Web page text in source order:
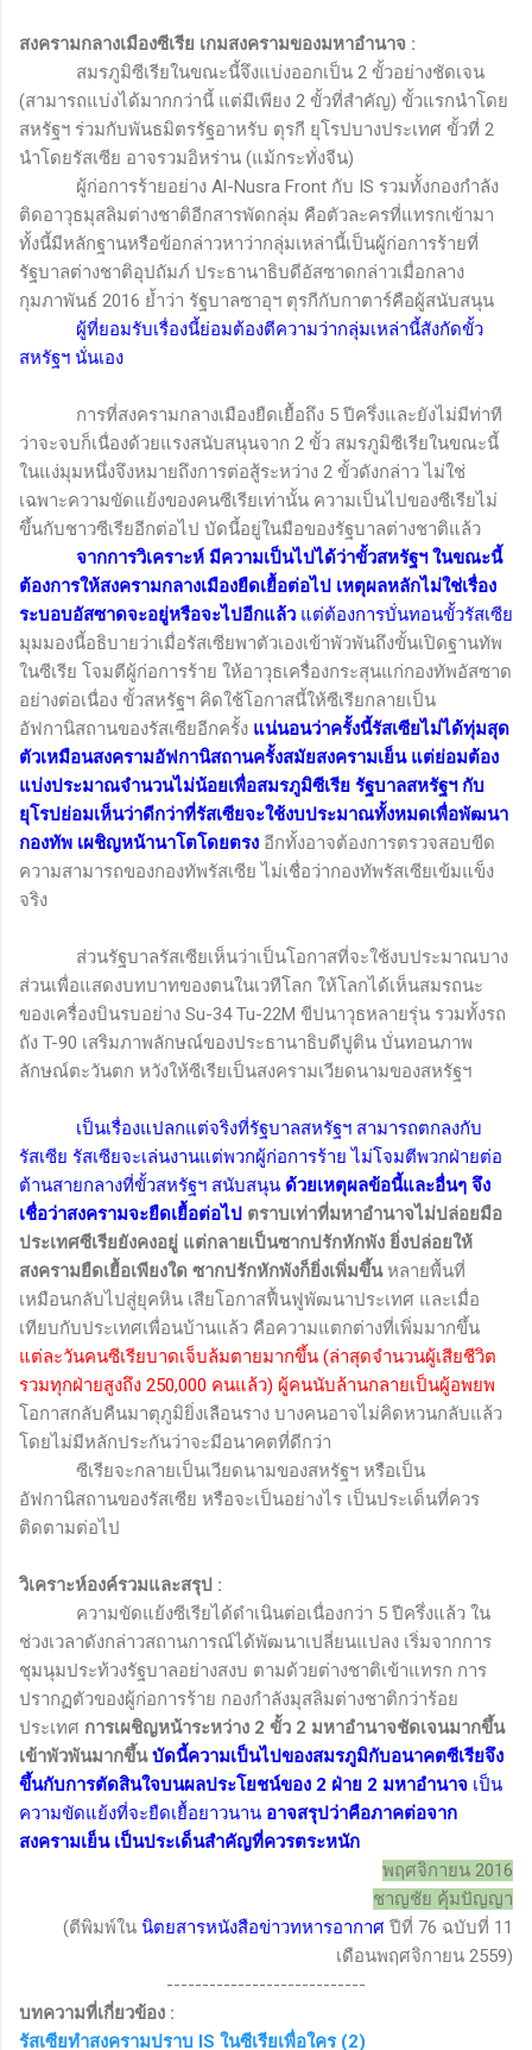
สงครามกลางเมืองซีเรีย เกมสงครามของมหาอำนาจ :
สมรภูมิซีเรียในขณะนี้จึงแบ่งออกเป็น 2 ขั้วอย่างชัดเจน
(สามารถแบ่งได้มากกว่านี้ แต่มีเพียง 2 ขั้วที่สำคัญ) ขั้วแรกนำโดย
สหรัฐฯ ร่วมกับพันธมิตรรัฐอาหรับ ตุรกี ยุโรปบางประเทศ ขั้วที่ 2
นำโดยรัสเซีย อาจรวมอิหร่าน (แม้กระทั่งจีน)
ผู้ก่อการร้ายอย่าง Al-Nusra Front กับ IS รวมทั้งกองกำลัง
ติดอาวุธมุสลิมต่างชาติอีกสารพัดกลุ่ม คือตัวละครที่แทรกเข้ามา
ทั้งนี้มีหลักฐานหรือข้อกล่าวหาว่ากลุ่มเหล่านี้เป็นผู้ก่อการร้ายที่
รัฐบาลต่างชาติอุปถัมภ์ ประธานาธิบดีอัสซาดกล่าวเมื่อกลาง
กุมภาพันธ์ 2016 ย้ำว่า รัฐบาลซาอุฯ ตุรกีกับกาตาร์คือผู้สนับสนุน
ผู้ที่ยอมรับเรื่องนี้ย่อมต้องตีความว่ากลุ่มเหล่านี้สังกัดขั้ว
สหรัฐฯ นั่นเอง
การที่สงครามกลางเมืองยืดเยื้อถึง 5 ปีครึ่งและยังไม่มีท่าที
ว่าจะจบก็เนื่องด้วยแรงสนับสนุนจาก 2 ขั้ว สมรภูมิซีเรียในขณะนี้
ในแง่มุมหนึ่งจึงหมายถึงการต่อสู้ระหว่าง 2 ขั้วดังกล่าว ไม่ใช่
เฉพาะความขัดแย้งของคนซีเรียเท่านั้น ความเป็นไปของซีเรียไม่
ขึ้นกับชาวซีเรียอีกต่อไป บัดนี้อยู่ในมือของรัฐบาลต่างชาติแล้ว
จากการวิเคราะห์ มีความเป็นไปได้ว่าขั้วสหรัฐฯ ในขณะนี้
ต้องการให้สงครามกลางเมืองยืดเยื้อต่อไป เหตุผลหลักไม่ใช่เรื่อง
ระบอบอัสซาดจะอยู่หรือจะไปอีกแล้ว แต่ต้องการบั่นทอนขั้วรัสเซีย
มุมมองนี้อธิบายว่าเมื่อรัสเซียพาตัวเองเข้าพัวพันถึงขั้นเปิดฐานทัพ
ในซีเรีย โจมตีผู้ก่อการร้าย ให้อาวุธเครื่องกระสุนแก่กองทัพอัสซาด
อย่างต่อเนื่อง ขั้วสหรัฐฯ คิดใช้โอกาสนี้ให้ซีเรียกลายเป็น
อัฟกานิสถานของรัสเซียอีกครั้ง แน่นอนว่าครั้งนี้รัสเซียไม่ได้ทุ่มสุด
ตัวเหมือนสงครามอัฟกานิสถานครั้งสมัยสงครามเย็น แต่ย่อมต้อง
แบ่งประมาณจำนวนไม่น้อยเพื่อสมรภูมิซีเรีย รัฐบาลสหรัฐฯ กับ
ยุโรปย่อมเห็นว่าดีกว่าที่รัสเซียจะใช้งบประมาณทั้งหมดเพื่อพัฒนา
กองทัพ เผชิญหน้านาโตโดยตรง อีกทั้งอาจต้องการตรวจสอบขีด
ความสามารถของกองทัพรัสเซีย ไม่เชื่อว่ากองทัพรัสเซียเข้มแข็ง
จริง
ส่วนรัฐบาลรัสเซียเห็นว่าเป็นโอกาสที่จะใช้งบประมาณบาง
ส่วนเพื่อแสดงบทบาทของตนในเวทีโลก ให้โลกได้เห็นสมรถนะ
ของเครื่องบินรบอย่าง Su-34 Tu-22M ขีปนาวุธหลายรุ่น รวมทั้งรถ
ถัง T-90 เสริมภาพลักษณ์ของประธานาธิบดีปูติน บั่นทอนภาพ
ลักษณ์ตะวันตก หวังให้ซีเรียเป็นสงครามเวียดนามของสหรัฐฯ
เป็นเรื่องแปลกแต่จริงที่รัฐบาลสหรัฐฯ สามารถตกลงกับ
รัสเซีย รัสเซียจะเล่นงานแต่พวกผู้ก่อการร้าย ไม่โจมตีพวกฝ่ายต่อ
ต้านสายกลางที่ขั้วสหรัฐฯ สนับสนุน ด้วยเหตุผลข้อนี้และอื่นๆ จึง
เชื่อว่าสงครามจะยืดเยื้อต่อไป ตราบเท่าที่มหาอำนาจไม่ปล่อยมือ
ประเทศซีเรียยังคงอยู่ แต่กลายเป็นซากปรักหักพัง ยิ่งปล่อยให้
สงครามยืดเยื้อเพียงใด ซากปรักหักพังก็ยิ่งเพิ่มขึ้นหลายพื้นที่
เหมือนกลับไปสู่ยุคหิน เสียโอกาสฟื้นฟูพัฒนาประเทศ และเมื่อ
เทียบกับประเทศเพื่อนบ้านแล้ว คือความแตกต่างที่เพิ่มมากขึ้น
แต่ละวันคนซีเรียบาดเจ็บล้มตายมากขึ้น (ล่าสุดจำนวนผู้เสียชีวิต
รวมทุกฝ่ายสูงถึง 250,000 คนแล้ว) ผู้คนนับล้านกลายเป็นผู้อพยพ
โอกาสกลับคืนมาตุภูมิยิ่งเลือนราง บางคนอาจไม่คิดหวนกลับแล้ว
โดยไม่มีหลักประกันว่าจะมีอนาคตที่ดีกว่า
ซีเรียจะกลายเป็นเวียดนามของสหรัฐฯ หรือเป็น
อัฟกานิสถานของรัสเซีย หรือจะเป็นอย่างไร เป็นประเด็นที่ควร
ติดตามต่อไป
วิเคราะห์องค์รวมและสรุป :
ความขัดแย้งซีเรียได้ดำเนินต่อเนื่องกว่า 5 ปีครึ่งแล้ว ใน
ช่วงเวลาดังกล่าวสถานการณ์ได้พัฒนาเปลี่ยนแปลง เริ่มจากการ
ชุมนุมประท้วงรัฐบาลอย่างสงบ ตามด้วยต่างชาติเข้าแทรก การ
ปรากฏตัวของผู้ก่อการร้าย กองกำลังมุสลิมต่างชาติกว่าร้อย
ประเทศ การเผชิญหน้าระหว่าง 2 ขั้ว 2 มหาอำนาจชัดเจนมากขึ้น
เข้าพัวพันมากขึ้นบัดนี้ความเป็นไปของสมรภูมิกับอนาคตซีเรียจึง
ขึ้นกับการตัดสินใจบนผลประโยชน์ของ 2 ฝ่าย 2 มหาอำนาจ เป็น
ความขัดแย้งที่จะยืดเยื้อยาวนาน อาจสรุปว่าคือภาคต่อจาก
สงครามเย็น เป็นประเด็นสำคัญที่ควรตระหนัก
พฤศจิกายน 2016
ชาญชัย คุ้มปัญญา
(ตีพิมพ์ใน นิตยสารหนังสือข่าวทหารอากาศ ปีที่ 76 ฉบับที่ 11
เดือนพฤศจิกายน 2559)
----------------------------
บทความที่เกี่ยวข้อง :
รัสเซียทำสงครามปราบ IS ในซีเรียเพื่อใคร(2)